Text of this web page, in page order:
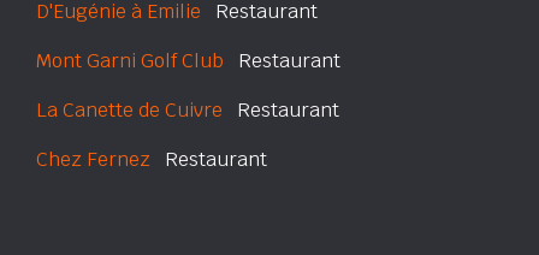
D'Eugénie à Emilie Restaurant
Mont Garni Golf Club Restaurant
La Canette de Cuivre Restaurant
Chez Fernez Restaurant